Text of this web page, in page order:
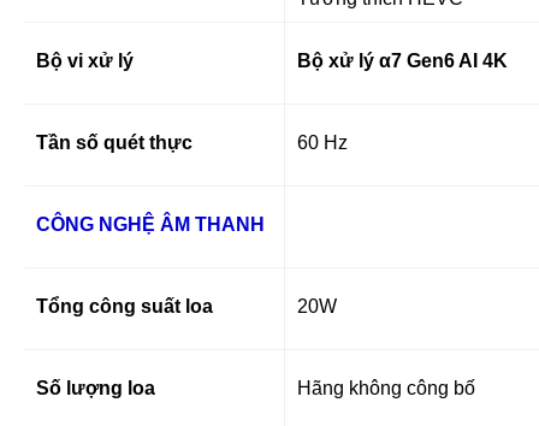
Bộ vi xử lý Bộ xử lý α7 Gen6 AI 4K
Tần số quét thực 60 Hz
CÔNG NGHỆ ÂM THANH
Tổng công suất loa 20W
Số lượng loa Hãng không công bố